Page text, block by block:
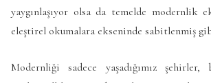
yaygınlaşıyor olsa da temelde modernlik
eleştirel okumalara ekseninde sabitlenmiş
Modernliği sadece yaşadığımız